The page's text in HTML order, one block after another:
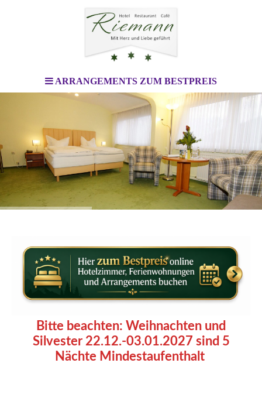
ARRANGEMENTS ZUM BESTPREIS
Bitte beachten: Weihnachten und
Silvester 22.12.-03.01.2027 sind 5
Nächte Mindestaufenthalt